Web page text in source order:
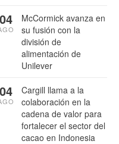
McCormick avanza en
su fusión con la
división de
alimentación de
Unilever
04
Cargill llama a la
colaboración en la
cadena de valor para
fortalecer el sector del
cacao en Indonesia
04